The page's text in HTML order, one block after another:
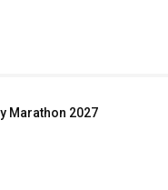
Marathon 2027